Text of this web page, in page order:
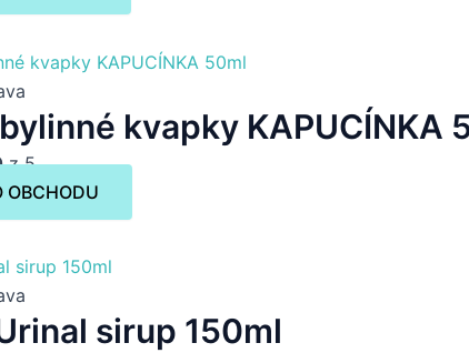
kvapky KAPUCÍNKA
z 5
OBCHODU
sirup 150ml